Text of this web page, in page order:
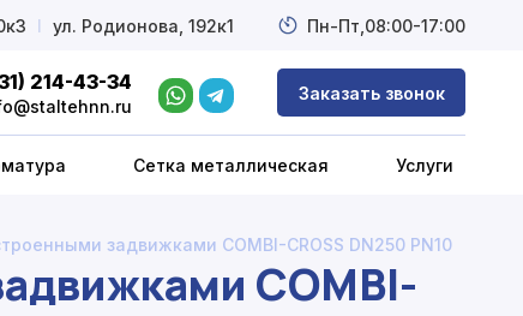
214-43-34 Заказать звонок
Сетка металлическая Услуги
l ул. Родионова, 192к1 Пн-Пт, 08:00-17:00
задвижками COMBI-CROSS DN250 PN10
COMBI-